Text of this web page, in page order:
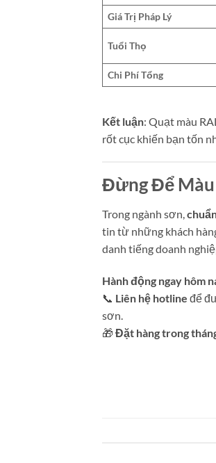
Giá Trị Pháp Lý
Tuổi Thọ
Chi Phí Tổng
Kết luận: Quạt màu
rốt cục khiến bạn tốn
Đừng Để Màu
Trong ngành sơn,
tin từ những khách
danh tiếng doanh
Hành động ngay hôm
📞 Liên hệ hotline để
sơn.
🎁 Đặt hàng trong